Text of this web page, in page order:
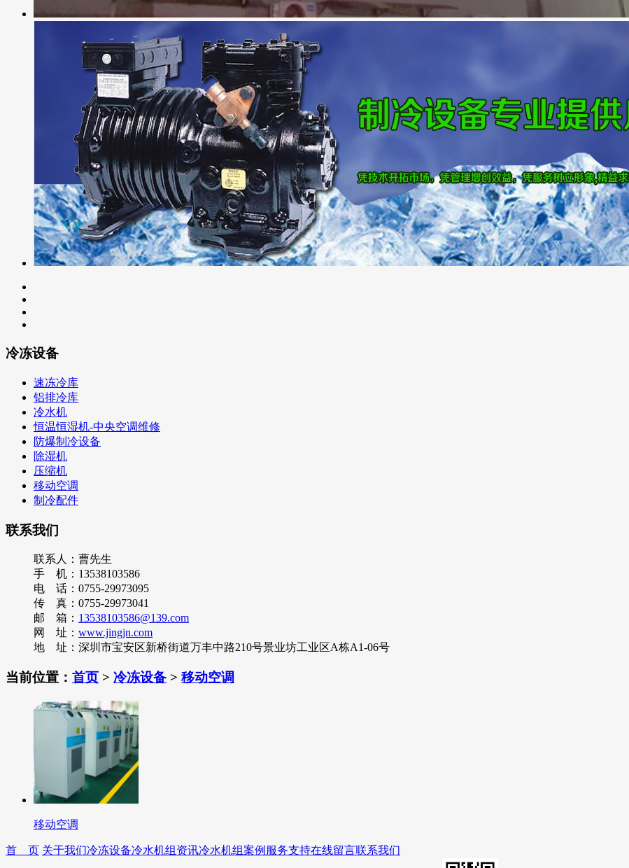
冷冻设备
速冻冷库
铝排冷库
冷水机
恒温恒湿机-中央空调维修
防爆制冷设备
除湿机
压缩机
移动空调
制冷配件
联系我们
联系人：曹先生
手 机：13538103586
电 话：0755-29973095
传 真：0755-29973041
邮 箱： 13538103586@139.com
网 址： www.jingjn.com
地 址：深圳市宝安区新桥街道万丰中路210号景业坊工业区A栋A1-06号
当前位置： 首页 > 冷冻设备 > 移动空调
移动空调
首 页 关于我们冷冻设备冷水机组资讯冷水机组案例 服务支持在线留言联系我们